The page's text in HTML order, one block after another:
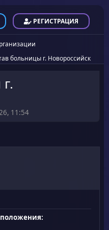
РЕГИСТРАЦИЯ
больницы г. Новороссийск
11:54